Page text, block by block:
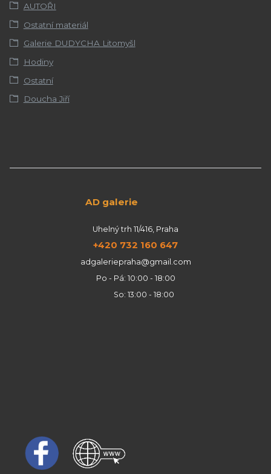
AUTOŘI
Ostatní materiál
Galerie DUDYCHA Litomyšl
Hodiny
Ostatní
Doucha Jiří
AD galerie
Uhelný trh 11/416, Praha
+420 732 160 647
adgaleriepraha@gmail.com
Po - Pá: 10:00 - 18:00
So: 13:00 - 18:00